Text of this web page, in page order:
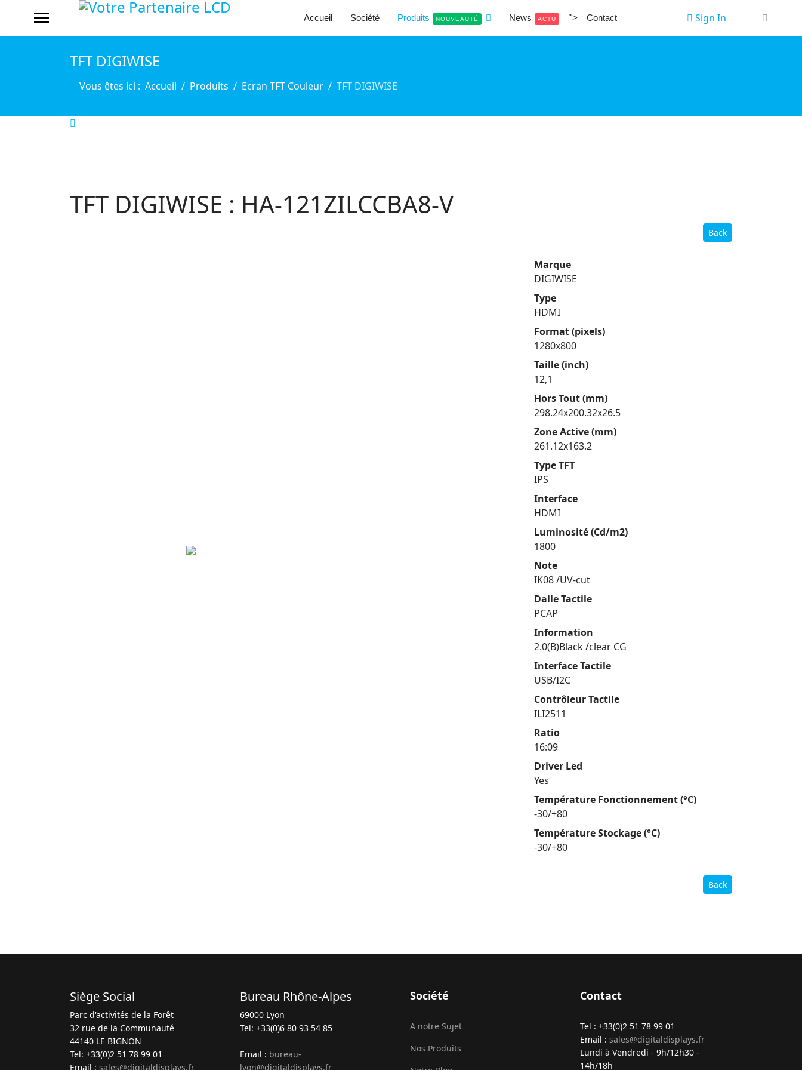
Accueil Société Produits NOUVEAUTÉ News ACTU "> Contact Sign In
TFT DIGIWISE
Vous êtes ici : Accueil Produits Ecran TFT Couleur TFT DIGIWISE
TFT DIGIWISE : HA-121ZILCCBA8-V
Back
Marque
DIGIWISE
Type
HDMI
Format (pixels)
1280x800
Taille (inch)
12,1
Hors Tout (mm)
298.24x200.32x26.5
Zone Active (mm)
261.12x163.2
Type TFT
IPS
Interface
HDMI
Luminosité (Cd/m2)
1800
Note
IK08 /UV-cut
Dalle Tactile
PCAP
Information
2.0(B)Black /clear CG
Interface Tactile
USB/I2C
Contrôleur Tactile
ILI2511
Ratio
16:09
Driver Led
Yes
Température Fonctionnement (°C)
-30/+80
Température Stockage (°C)
-30/+80
Back
Siège Social
Parc d'activités de la Forêt
32 rue de la Communauté
44140 LE BIGNON
Tel: +33(0)2 51 78 99 01
Email : sales@digitaldisplays.fr
Bureau Rhône-Alpes
69000 Lyon
Tel: +33(0)6 80 93 54 85
Email : bureau-
lyon@digitaldisplays.fr
Société
A notre Sujet
Nos Produits
Contact
Tel : +33(0)2 51 78 99 01
Email : sales@digitaldisplays.fr
Lundi à Vendredi - 9h/12h30 -
14h/18h